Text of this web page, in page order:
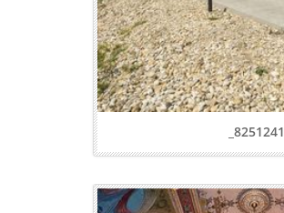
_8251241